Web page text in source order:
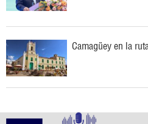
Camagüey en la